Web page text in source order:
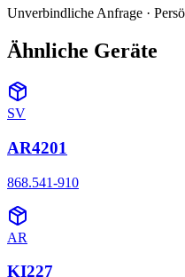
Unverbindliche Anfrage ·
Ähnliche Geräte
SV
AR4201
868.541-910
AR
KI227